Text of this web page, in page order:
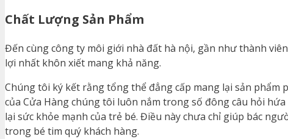
Chất Lượng Sản Phẩm
Đến cùng công ty môi giới nhà đất hà nội, gần như thành
lợi nhất khôn xiết mang khả năng.
Chúng tôi ký kết rằng tổng thể đẳng cấp mang lại sản
của Cửa Hàng chúng tôi luôn nắm trong số đông câu hỏi
lại sức khỏe mạnh của trẻ bé. Điều này chưa chỉ giúp bác
trong bé tim quý khách hàng.